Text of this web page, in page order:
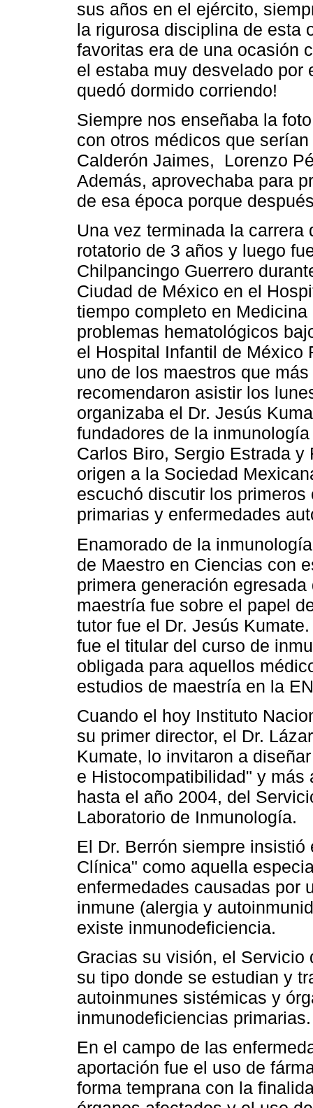
sus años en el ejército,
la rigurosa disciplina de esta
favoritas era de una ocasión
el estaba muy desvelado por
quedó dormido corriendo!
Siempre nos enseñaba la
con otros médicos que
Calderón Jaimes, Lorenzo
Además, aprovechaba para
de esa época porque
Una vez terminada la
rotatorio de 3 años y luego
Chilpancingo Guerrero
Ciudad de México en el
tiempo completo en
problemas hematológicos
el Hospital Infantil de México
uno de los maestros que
recomendaron asistir los
organizaba el Dr. Jesús
fundadores de la
Carlos Biro, Sergio Estrada
origen a la Sociedad
escuchó discutir los
primarias y enfermedades
Enamorado de la
de Maestro en Ciencias con
primera generación
maestría fue sobre el papel
tutor fue el Dr. Jesús
fue el titular del curso de
obligada para aquellos
estudios de maestría en la
Cuando el hoy Instituto
su primer director, el Dr.
Kumate, lo invitaron a
e Histocompatibilidad" y
hasta el año 2004, del
Laboratorio de Inmunología.
El Dr. Berrón siempre
Clínica" como aquella
enfermedades causadas por
inmune (alergia y
existe inmunodeficiencia.
Gracias su visión, el
su tipo donde se estudian y
autoinmunes sistémicas y
inmunodeficiencias primarias.
En el campo de las
aportación fue el uso de
forma temprana con la